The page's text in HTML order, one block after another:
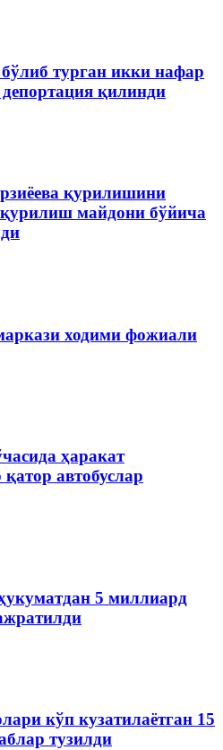
турган икки нафар
қилинди
қурилишини
майдони бўйича
ходими фожиали
ҳаракат
автобуслар
5 миллиард
кўп кузатилаётган 15
тузилди